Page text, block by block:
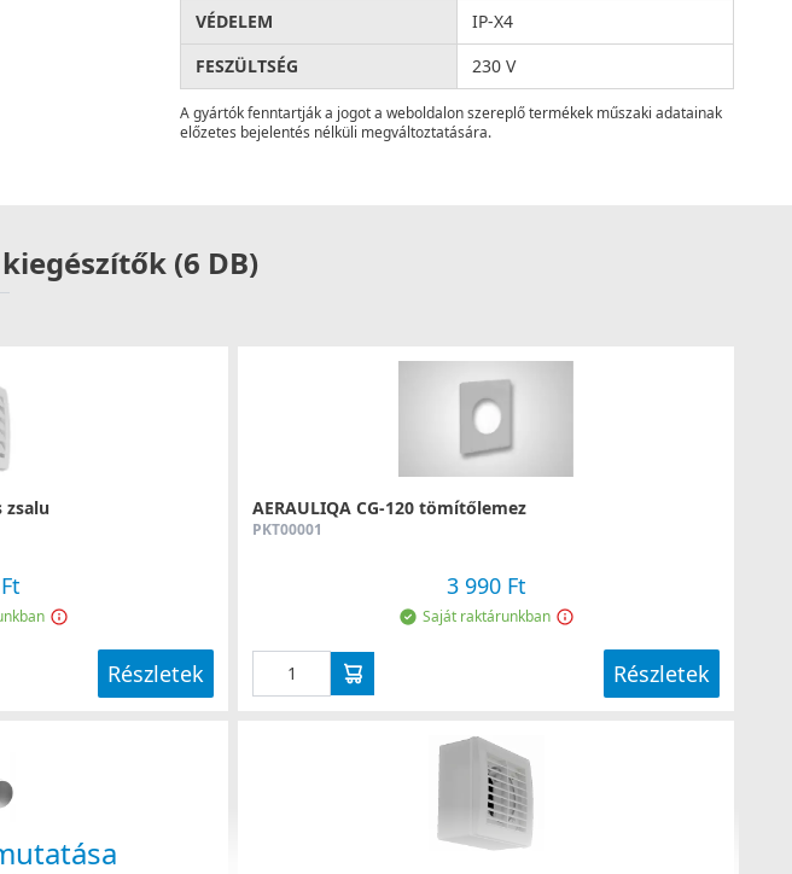
VÉDELEM
IP-X4
FESZÜLTSÉG
230 V
A gyártók fenntartják a jogot a weboldalon szereplő termékek műszaki adatainak
előzetes bejelentés nélküli megváltoztatására.
(6 DB)
zsalu
Részletek
AERAULIQA CG-120 tömítőlemez
PKT00001
3 990 Ft
Saját raktárunkban
Részletek